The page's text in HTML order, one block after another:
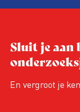
Sluit je aan
En vergroot je